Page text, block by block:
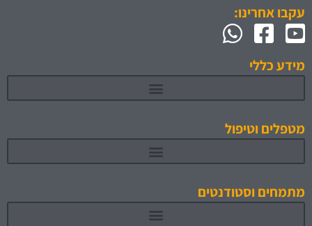
עקבו אחרינו:
מידע כללי
מטפלים וטיפול
מתמחים וסטודנטים